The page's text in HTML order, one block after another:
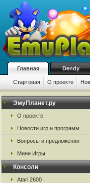
Главная Dendy
Стартовая О проекте
ЭмуПланет.ру
О проекте
Новости игр и программ
Вопросы и предложения
Мини Игры
Консоли
Atari 2600